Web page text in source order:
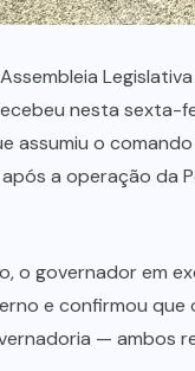
nesta sexta-
assumiu o
a operação da
o governador em
e confirmou
— ambos